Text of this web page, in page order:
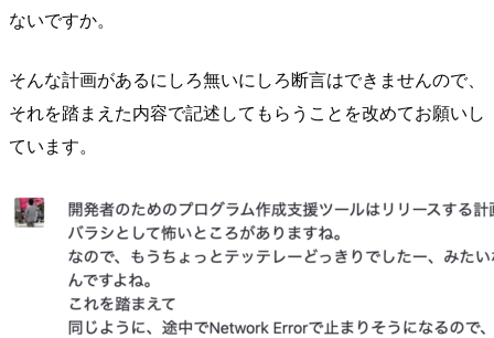
ないですか。
そんな計画があるにしろ無いにしろ断言はできませんので、
それを踏まえた内容で記述してもらうことを改めてお願いし
ています。